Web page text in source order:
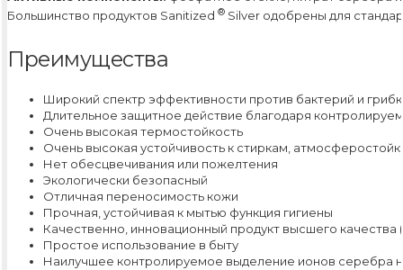
Большинство продуктов Sanitized ® Silver одобрены для
Преимущества
Широкий спектр эффективности против бактерий и
Длительное защитное действие благодаря
Очень высокая термостойкость
Очень высокая устойчивость к стиркам,
Нет обесцвечивания или пожелтения
Экологически безопасный
Отличная переносимость кожи
Прочная, устойчивая к мытью функция гигиены
Качественно, инновационный продукт высшего качества
Простое использование в быту
Наилучшее контролируемое выделение ионов серебра